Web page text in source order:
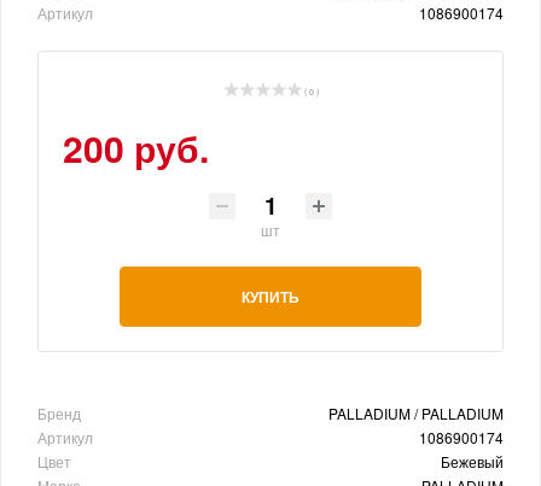
Артикул
1086900174
( 0 )
200 руб.
шт
КУПИТЬ
Бренд
PALLADIUM / PALLADIUM
Артикул
1086900174
Цвет
Бежевый